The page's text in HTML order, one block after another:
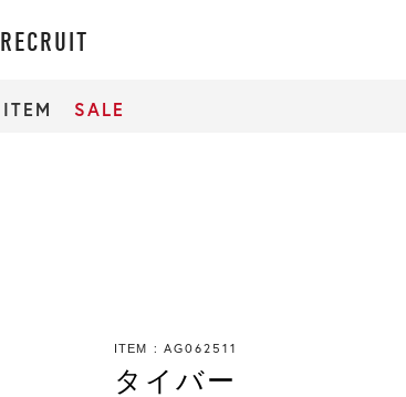
RECRUIT
ITEM SALE
ITEM AG062511
タイバー